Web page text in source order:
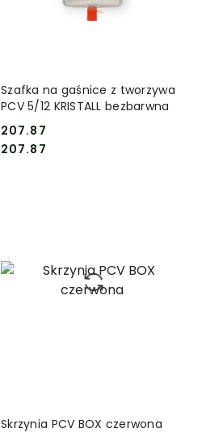
Szafka na gaśnice z tworzywa
PCV 5/12 KRISTALL bezbarwna
Cena:
207.87
Cena:
207.87
DO KOSZYKA
Skrzynia PCV BOX czerwona